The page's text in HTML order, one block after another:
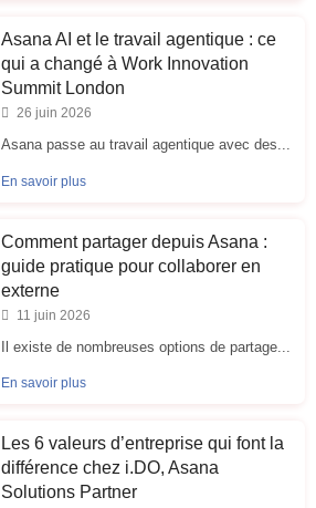
Asana AI et le travail agentique : ce
qui a changé à Work Innovation
Summit London
26 juin 2026
Asana passe au travail agentique avec des...
En savoir plus
Comment partager depuis Asana :
guide pratique pour collaborer en
externe
11 juin 2026
Il existe de nombreuses options de partage...
En savoir plus
Les 6 valeurs d’entreprise qui font la
différence chez i.DO, Asana
Solutions Partner